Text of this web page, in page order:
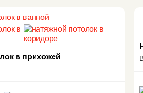
в прихожей